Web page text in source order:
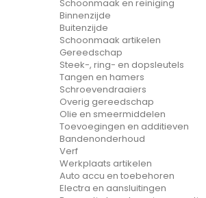
Schoonmaak en reiniging
Binnenzijde
Buitenzijde
Schoonmaak artikelen
Gereedschap
Steek-, ring- en dopsleutels
Tangen en hamers
Schroevendraaiers
Overig gereedschap
Olie en smeermiddelen
Toevoegingen en additieven
Bandenonderhoud
Verf
Werkplaats artikelen
Auto accu en toebehoren
Electra en aansluitingen